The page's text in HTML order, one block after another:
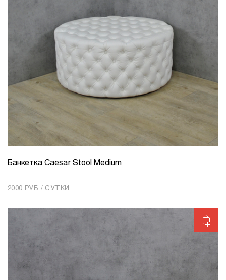
КОЛИЧЕСТВО 1
Банкетка Caesar Stool Medium
2000 РУБ / СУТКИ